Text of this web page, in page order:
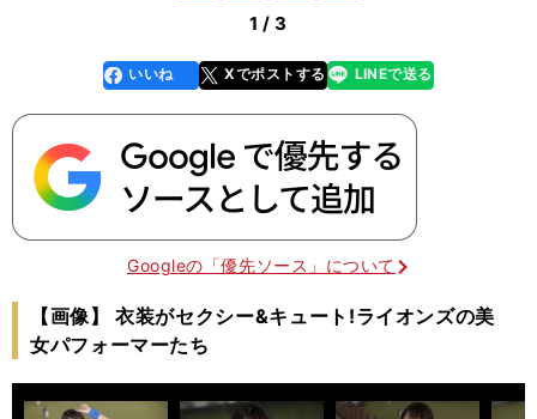
1 / 3
faceboo
k
いいね Xでポストする
line LINEで送る
Googleの「優先ソース」について
【画像】 衣装がセクシー&キュート!ライオンズの美
女パフォーマーたち